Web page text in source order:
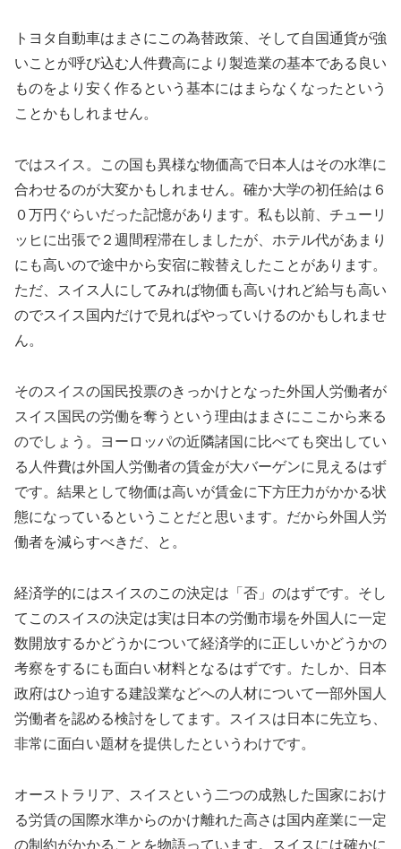
トヨタ自動車はまさにこの為替政策、そして自国通貨が強
いことが呼び込む人件費高により製造業の基本である良い
ものをより安く作るという基本にはまらなくなったという
ことかもしれません。
ではスイス。この国も異様な物価高で日本人はその水準に
合わせるのが大変かもしれません。確か大学の初任給は６
０万円ぐらいだった記憶があります。私も以前、チューリ
ッヒに出張で２週間程滞在しましたが、ホテル代があまり
にも高いので途中から安宿に鞍替えしたことがあります。
ただ、スイス人にしてみれば物価も高いけれど給与も高い
のでスイス国内だけで見ればやっていけるのかもしれませ
ん。
そのスイスの国民投票のきっかけとなった外国人労働者が
スイス国民の労働を奪うという理由はまさにここから来る
のでしょう。ヨーロッパの近隣諸国に比べても突出してい
る人件費は外国人労働者の賃金が大バーゲンに見えるはず
です。結果として物価は高いが賃金に下方圧力がかかる状
態になっているということだと思います。だから外国人労
働者を減らすべきだ、と。
経済学的にはスイスのこの決定は「否」のはずです。そし
てこのスイスの決定は実は日本の労働市場を外国人に一定
数開放するかどうかについて経済学的に正しいかどうかの
考察をするにも面白い材料となるはずです。たしか、日本
政府はひっ迫する建設業などへの人材について一部外国人
労働者を認める検討をしてます。スイスは日本に先立ち、
非常に面白い題材を提供したというわけです。
オーストラリア、スイスという二つの成熟した国家におけ
る労賃の国際水準からのかけ離れた高さは国内産業に一定
の制約がかかることを物語っています。スイスには確かに